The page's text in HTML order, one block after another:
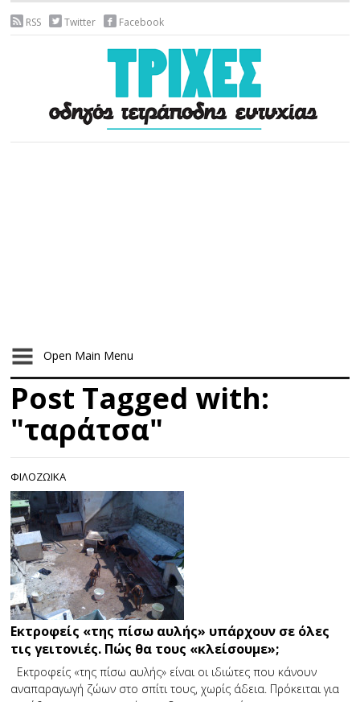
RSS Twitter Facebook
Open Main Menu
Post Tagged with:
"ταράτσα"
ΦΙΛΟΖΩΙΚΑ
Εκτροφείς «της πίσω αυλής» υπάρχουν σε όλες
τις γειτονιές. Πώς θα τους «κλείσουμε»;
Εκτροφείς «της πίσω αυλής» είναι οι ιδιώτες που κάνουν
αναπαραγωγή ζώων στο σπίτι τους, χωρίς άδεια. Πρόκειται για